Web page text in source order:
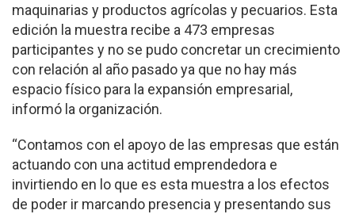
maquinarias y productos agrícolas y pecuarios. Esta
edición la muestra recibe a 473 empresas
participantes y no se pudo concretar un crecimiento
con relación al año pasado ya que no hay más
espacio físico para la expansión empresarial,
informó la organización.
“Contamos con el apoyo de las empresas que están
actuando con una actitud emprendedora e
invirtiendo en lo que es esta muestra a los efectos
de poder ir marcando presencia y presentando sus